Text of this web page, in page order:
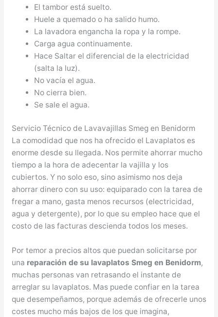
El tambor está suelto.
Huele a quemado o ha salido humo.
La lavadora engancha la ropa y la rompe.
Carga agua continuamente.
Hace Saltar el diferencial de la electricidad
(salta la luz).
No vacía el agua.
No cierra bien.
Se sale el agua.
Servicio Técnico de Lavavajillas Smeg en Benidorm
La comodidad que nos ha ofrecido el Lavaplatos es
enorme desde su llegada. Nos permite ahorrar mucho
tiempo a la hora de adecentar la vajilla y los
cubiertos. Y no solo eso, sino asimismo nos deja
ahorrar dinero con su uso: equiparado con la tarea de
fregar a mano, gasta menos recursos (electricidad,
agua y detergente), por lo que su empleo hace que el
costo de las facturas descienda todos los meses.
Por temor a precios altos que puedan solicitarse por
una reparación de su lavaplatos Smeg en Benidorm,
muchas personas van retrasando el instante de
arreglar su lavaplatos. Mas puede confiar en la tarea
que desempeñamos, porque además de ofrecerle unos
costes mucho más bajos de los que imagina,